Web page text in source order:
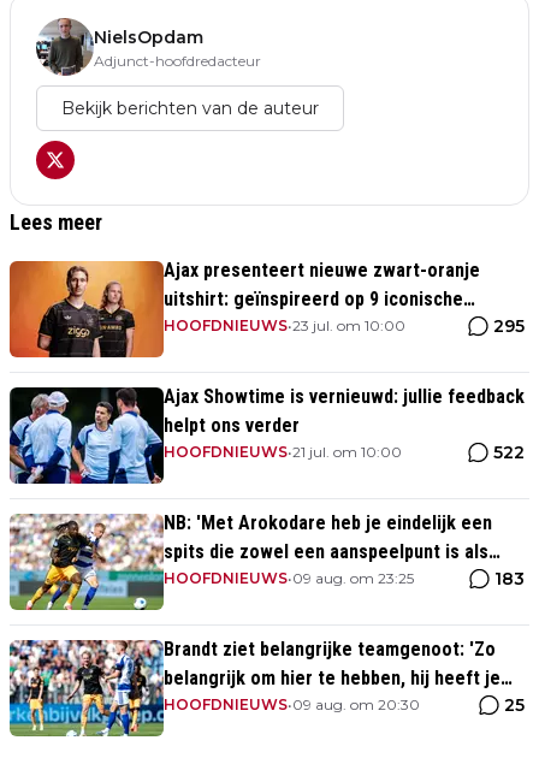
NielsOpdam
Adjunct-hoofdredacteur
Bekijk berichten van de auteur
Lees meer
Ajax presenteert nieuwe zwart-oranje
uitshirt: geïnspireerd op 9 iconische
momenten uit clubhistorie
HOOFDNIEUWS•23 jul. om 10:00 295
Ajax Showtime is vernieuwd: jullie feedback
helpt ons verder
HOOFDNIEUWS•21 jul. om 10:00 522
NB: 'Met Arokodare heb je eindelijk een
spits die zowel een aanspeelpunt is als
diepte heeft'
HOOFDNIEUWS•09 aug. om 23:25 183
Brandt ziet belangrijke teamgenoot: 'Zo
belangrijk om hier te hebben, hij heeft je
rug'
HOOFDNIEUWS•09 aug. om 20:30 25